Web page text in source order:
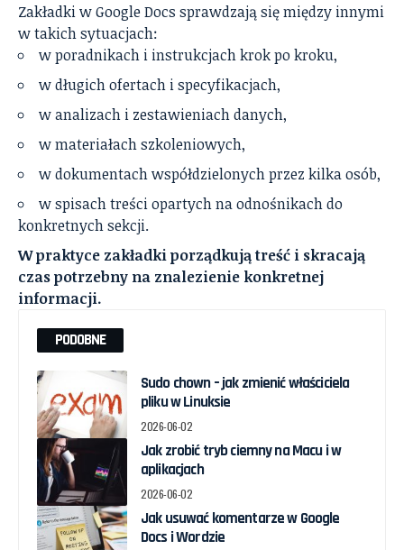
Zakładki w Google Docs sprawdzają się między innymi
w takich sytuacjach:
w poradnikach i instrukcjach krok po kroku,
w długich ofertach i specyfikacjach,
w analizach i zestawieniach danych,
w materiałach szkoleniowych,
w dokumentach współdzielonych przez kilka osób,
w spisach treści opartych na odnośnikach do
konkretnych sekcji.
W praktyce zakładki porządkują treść i skracają
czas potrzebny na znalezienie konkretnej
informacji.
PODOBNE
Sudo chown – jak zmienić właściciela
pliku w Linuksie
2026-06-02
Jak zrobić tryb ciemny na Macu i w
aplikacjach
2026-06-02
Jak usuwać komentarze w Google
Docs i Wordzie